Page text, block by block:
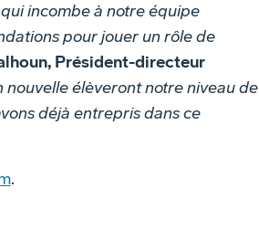
incombe à notre équipe
pour jouer un rôle de
Président-directeur
nouvelle élèveront notre niveau de
déjà entrepris dans ce
.